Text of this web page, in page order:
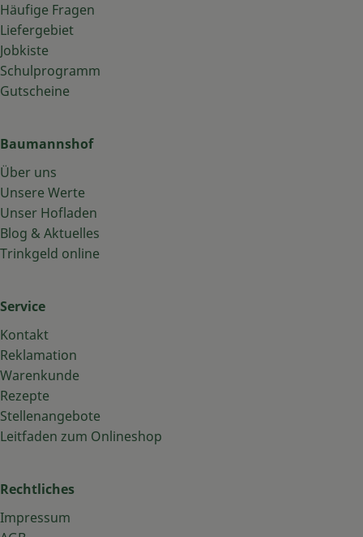
Häufige Fragen
Liefergebiet
Jobkiste
Schulprogramm
Gutscheine
Baumannshof
Über uns
Unsere Werte
Unser Hofladen
Blog & Aktuelles
Trinkgeld online
Service
Kontakt
Reklamation
Warenkunde
Rezepte
Stellenangebote
Leitfaden zum Onlineshop
Rechtliches
Impressum